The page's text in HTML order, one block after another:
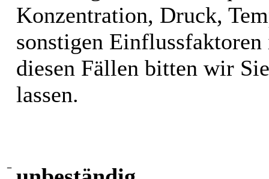
Konzentration, Druck,
sonstigen
diesen Fällen bitten wir
lassen.
−